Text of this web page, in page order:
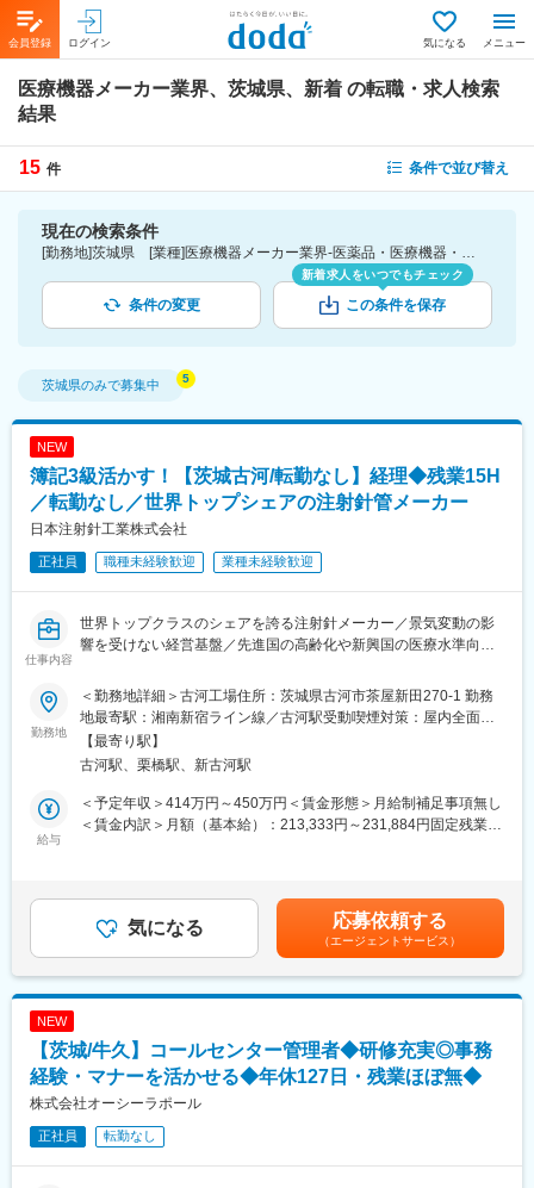
会員登録 ログイン 気になる メニュー
医療機器メーカー業界、茨城県、新着 の転職・求人検索
結果
15 件 条件で並び替え
現在の検索条件
[勤務地]茨城県 [業種]医療機器メーカー業界-医薬品・医療機器・ライフサイエンス・医療系サービス [こだわり条件ピックアップ]新着
条件の変更
新着求人をいつでもチェック
この条件を保存
茨城県のみで募集中
NEW
簿記3級活かす！【茨城古河/転勤なし】経理◆残業15H
／転勤なし／世界トップシェアの注射針管メーカー
日本注射針工業株式会社
正社員 職種未経験歓迎 業種未経験歓迎
仕事内容
世界トップクラスのシェアを誇る注射針メーカー／景気変動の影
響を受けない経営基盤／先進国の高齢化や新興国の医療水準向上
■職務内容
経理、財務業務を中心に購買業務・倉庫移動等管理部門の業務に
幅広く携わっていただきます。
■職務詳細
・経理･･･原価計算/伝票処理/データ入力等
■入社後の流れ
試用期間の3か月間、OJTにて業務を学びます。先輩社員が担当と
■当社について
◇当社は医療用注射針の部品であるカヌラを主に製造するメーカ
ーです。取引先は国内を始め世界50か国以上、300社以上に及び
製、高い技術力、きめ細やかなサービスは絶大な信頼を得ていま
勤務地
＜勤務地詳細＞古河工場住所：茨城県古河市茶屋新田270-1 勤務
地最寄駅：湘南新宿ライン線／古河駅受動喫煙対策：屋内全面禁
煙変更の範囲：会社の定める事業所
【最寄り駅】
古河駅、栗橋駅、新古河駅
給与
＜予定年収＞414万円～450万円＜賃金形態＞月給制補足事項無し
＜賃金内訳＞月額（基本給）：213,333円～231,884円固定残業手
＞※上記年収はあくまで目安であり、選考を通じて最終的に決定い
たします。■昇給：年1回■賞与：年2回（平均実績6ヶ月）賃金は
あくまでも目安の金額であり、選考を通じて上下する可能性があ
ります。月給(月額)は固定手当を含めた表記です。
気になる 応募依頼する
（エージェントサービス）
NEW
【茨城/牛久】コールセンター管理者◆研修充実◎事務
経験・マナーを活かせる◆年休127日・残業ほぼ無◆
株式会社オーシーラポール
正社員 転勤なし